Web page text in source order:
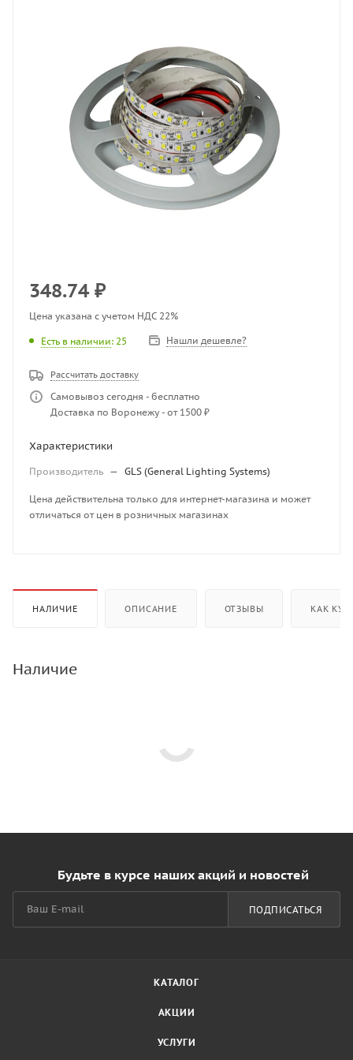
348.74 ₽
Цена указана с учетом НДС 22%
Есть в наличии: 25 Нашли дешевле?
Рассчитать доставку
Самовывоз сегодня - бесплатно
Доставка по Воронежу - от 1500 ₽
Характеристики
Производитель — GLS (General Lighting Systems)
Цена действительна только для интернет-магазина и может
отличаться от цен в розничных магазинах
НАЛИЧИЕ ОПИСАНИЕ ОТЗЫВЫ КАК
Наличие
Будьте в курсе наших акций и новостей
ПОДПИСАТЬСЯ
КАТАЛОГ
АКЦИИ
УСЛУГИ